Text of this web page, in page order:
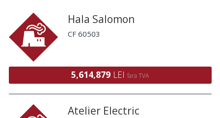
Hala Salomon
CF 60503
5,614,879 LEI fara TVA
Atelier Electric